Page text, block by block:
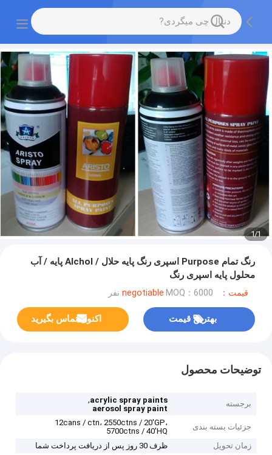
1
/
1
رنگ تمام Purpose اسپری رنگ پایه حلال / Alchol پایه / آب
محلول پایه اسپری رنگ
قیمت：negotiable MOQ：6000 نفر
بهترین قیمت اکنون تماس بگیرید
توضیحات محصول
برجسته acrylic spray paints
,
aerosol spray paint
جزئیات بسته بندی
12cans / ctn، 2550ctns / 20'GP،
5700ctns / 40'HQ
زمان تحویل
ظرف 30 روز پس از دریافت پرداخت شما